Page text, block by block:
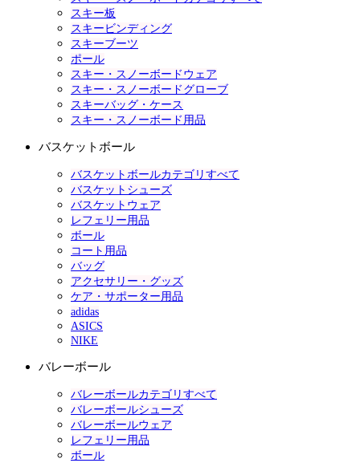
スキー板
スキービンディング
スキーブーツ
ポール
スキー・スノーボードウェア
スキー・スノーボードグローブ
スキーバッグ・ケース
スキー・スノーボード用品
バスケットボール
バスケットボールカテゴリすべて
バスケットシューズ
バスケットウェア
レフェリー用品
ボール
コート用品
バッグ
アクセサリー・グッズ
ケア・サポーター用品
adidas
ASICS
NIKE
バレーボール
バレーボールカテゴリすべて
バレーボールシューズ
バレーボールウェア
レフェリー用品
ボール